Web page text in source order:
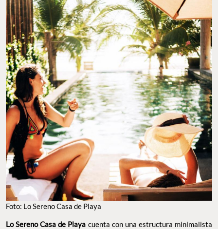
Foto: Lo Sereno Casa de Playa
Lo Sereno Casa de Playa cuenta con una estructura minimalista